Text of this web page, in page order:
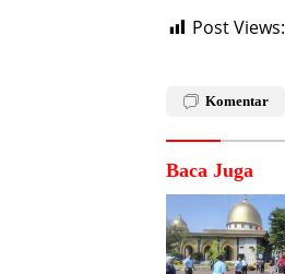
Post Views:
Komentar
Baca Juga